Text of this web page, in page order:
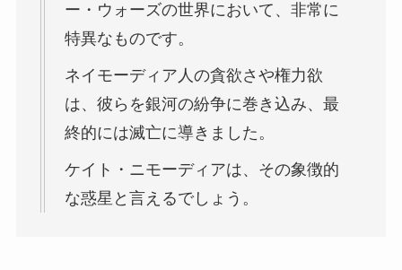
ー・ウォーズの世界において、非常に
特異なものです。
ネイモーディア人の貪欲さや権力欲
は、彼らを銀河の紛争に巻き込み、最
終的には滅亡に導きました。
ケイト・ニモーディアは、その象徴的
な惑星と言えるでしょう。